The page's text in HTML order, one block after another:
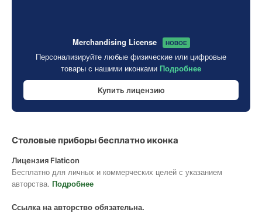
Merchandising License НОВОЕ
Персонализируйте любые физические или цифровые
товары с нашими иконками Подробнее
Купить лицензию
Столовые приборы бесплатно иконка
Лицензия Flaticon
Бесплатно для личных и коммерческих целей с указанием
авторства. Подробнее
Ссылка на авторство обязательна.